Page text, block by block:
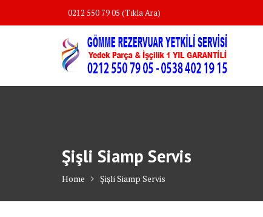
0212 550 79 05 (Tıkla Ara)
Şişli Siamp Servis
Home Şişli Siamp Servis